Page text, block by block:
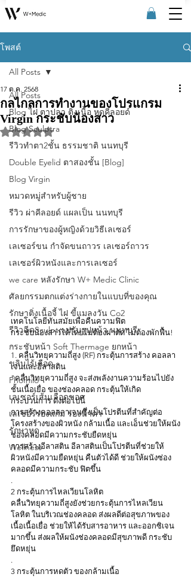
โพสต์
All Posts
Blog ไฝ ตาปลา ติ่งเนื้อ หูดคีลอยด์
Blog Sculptra
รีวิวทําตา2ชั้น ธรรมชาติ นนทบุรี
Double Eyelid ตาสองชั้น [Blog]
Blog Virgin
หมวดหมู่สำหรับผู้ชาย
รีวิว ผ่าคีลอยด์ แผลเป็น นนทบุรี
การรักษาของผู้หญิงด้วยวิธีเลเซอร์
เลเซอร์ขน กําจัดขนถาวร เลเซอร์ถาวร
เลเซอร์ผิวหนังและการเลเซอร์
we care หลังรักษา W+ Medic Clinic
ศัลยกรรมตกแต่งร่างกายในแบบที่ของคุณ
รักษาติ่งเนื้อจี้ ไฝ ขี้แมลงวัน Co2
รีวิวฉีดSculptraปรับรูปหน้า นนทบุรี
กระชับหน้า Soft Thermage ยกหน้า
ขลิบไร้เลือด
Phofhilo
เลเซอร์เส้นเลือดขอด
เลเซอร์ร่องแก้ม ร่องนํ้าตา
รักษาหูด
Wellness
All Posts
กลไกลการทำงานของโปรแกรม
Virgin กระชับน้องสาว
17 ต.ค. 2568
ได้รับ NaN เต็ม 5 ดาว
เทคโนโลยีทันสมัยเพื่อคืนความฟิต
กระชับน้องสาวได้โดยไม่ต้องผ่าตัด ไม่ต้องพักฟื้น!
.
1. คลื่นวิทยุความถี่สูง (RF) กระตุ้นการสร้าง คอลลา
เจนและอีลาสติน
"คลื่นวิทยุความถี่สูง จะส่งพลังงานความร้อนไปยัง
ชั้นเนื้อเยื่อ ของช่องคลอด กระตุ้นให้เกิด
กระบวนการ ดังต่อไปนี้
การสร้างคอลลลาเจนซึ่งเป็นโปรตีนที่สำคัญต่อ
โครงสร้างของผิวหนัง กล้ามเนื้อ และเอ็นช่วยให้ผนัง
ช่องคลอดมีความกระชับยืดหยุ่น
การสร้างอีลาสติน อีลาสตินเป็นโปรตีนที่ช่วยให้
ผิวหนังมีความยืดหยุ่น คืนตัวได้ดี ช่วยให้ผนังซ่อง
คลอดมีความกระชับ ฟิตขึ้น
.
2 กระตุ้นการไหลเวียนโลหิต
คลื่นวิทยุความถี่สูงยังช่วยกระตุ้นการไหลเวียน
โลหิต ในบริเวณช่องคลอด ส่งผลดีต่อสุขภาพของ
เนื้อเนื้อเยื่อ ช่วยให้ได้รับสารอาหาร และออกซิเจน
มากขึ้น ส่งผลให้ผนังช่องคลอดมีสุขภาพดี กระชับ
ยึดหยุ่น
.
3 กระตุ้นการหดตัว ของกล้ามเนื้อ